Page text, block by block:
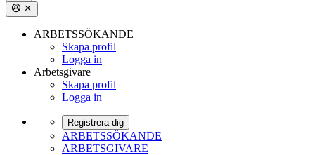
ARBETSSÖKANDE
Skapa profil
Logga in
Arbetsgivare
Skapa profil
Logga in
Registrera dig
ARBETSSÖKANDE
ARBETSGIVARE